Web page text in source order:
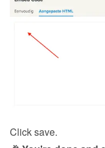
Click save.